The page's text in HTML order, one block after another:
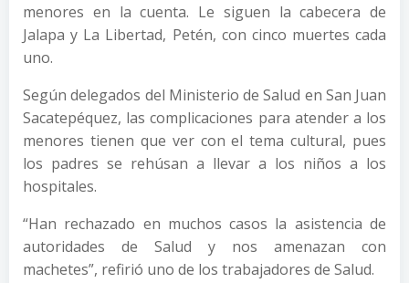
menores en la cuenta. Le siguen la cabecera de
Jalapa y La Libertad, Petén, con cinco muertes cada
uno.
Según delegados del Ministerio de Salud en San Juan
Sacatepéquez, las complicaciones para atender a los
menores tienen que ver con el tema cultural, pues
los padres se rehúsan a llevar a los niños a los
hospitales.
“Han rechazado en muchos casos la asistencia de
autoridades de Salud y nos amenazan con
machetes”, refirió uno de los trabajadores de Salud.